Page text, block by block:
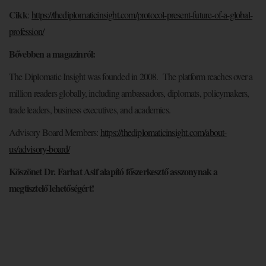
Cikk: https://thediplomaticinsight.com/protocol-present-future-of-a-global-
profession/
Bővebben a magazinról:
The Diplomatic Insight was founded in 2008. The platform reaches over a
million readers globally, including ambassadors, diplomats, policymakers,
trade leaders, business executives, and academics.
Advisory Board Members: https://thediplomaticinsight.com/about-
us/advisory-board/
Köszönet Dr. Farhat Asif alapító főszerkesztő asszonynak a
megtisztelő lehetőségért!